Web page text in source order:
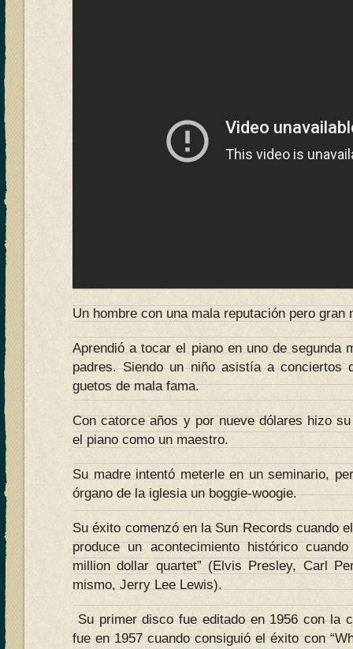
Un hombre con una mala reputación pero gran
Aprendió a tocar el piano en uno de segunda
padres. Siendo un niño asistía a conciertos
guetos de mala fama.
Con catorce años y por nueve dólares hizo
el piano como un maestro.
Su madre intentó meterle en un seminario,
órgano de la iglesia un boggie-woogie.
Su éxito comenzó en la Sun Records cuando
produce un acontecimiento histórico
million dollar quartet” (Elvis Presley, Carl
mismo, Jerry Lee Lewis).
Su primer disco fue editado en 1956 con la
fue en 1957 cuando consiguió el éxito con